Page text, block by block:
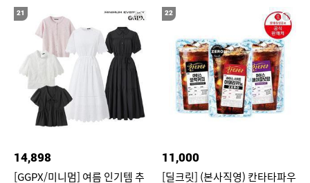
21
14,898
[GGPX/미니멈] 여름 인기템 추
22
11,000
[딜크릿] (본사직영) 칸타타파우